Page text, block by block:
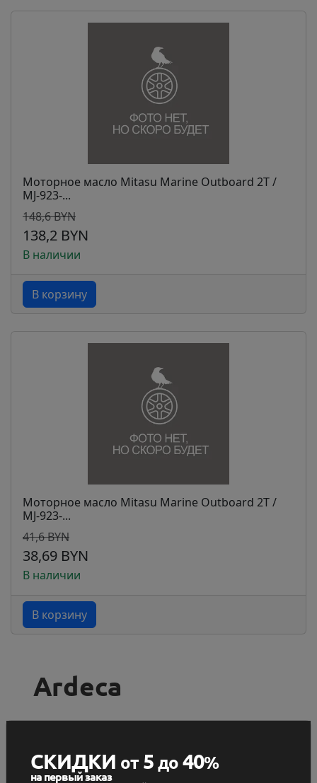
Моторное масло Mitasu Marine Outboard 2T /
MJ-923-...
148,6 BYN
138,2 BYN
В наличии
В корзину
Моторное масло Mitasu Marine Outboard 2T /
MJ-923-...
41,6 BYN
38,69 BYN
В наличии
В корзину
применяются для поддержания работоспособности
ключевых систем автомобиля. В эту группу входят
СКИДКИ от5до40%
на первый заказ